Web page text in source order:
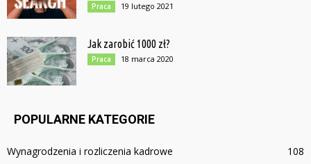
Praca 19 lutego 2021
Jak zarobić 1000 zł?
Praca 18 marca 2020
POPULARNE KATEGORIE
Wynagrodzenia i rozliczenia kadrowe 108